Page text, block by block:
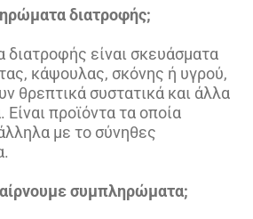
διατροφής;
είναι σκευάσματα
κάψουλας, σκόνης ή υγρού,
θρεπτικά συστατικά και άλλα
προϊόντα τα οποία
με το σύνηθες
συμπληρώματα;